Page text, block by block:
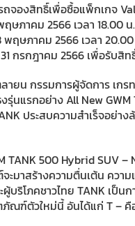
จองสิทธิ์เพื่อซื้อแพ็กเกจ
ษภาคม 2566 เวลา 18.00
พฤษภาคม 2566 เวลา
กรกฎาคม 2566 เพื่อรับสิ
ยน กรรมการผู้จัดการ เกร
รุ่นแรกอย่าง All New
ประสบความสำเร็จอย่
TANK 500 Hybrid SUV
ะมาสร้างความตื่นเต้น คว
บริโภคชาวไทย TANK เป็
ณฑ์ตัวใหม่นี้ อันได้แก่ T –